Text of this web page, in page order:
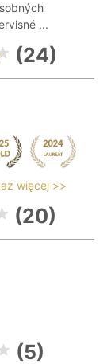
...
(24)
więcej >>
(20)
(5)